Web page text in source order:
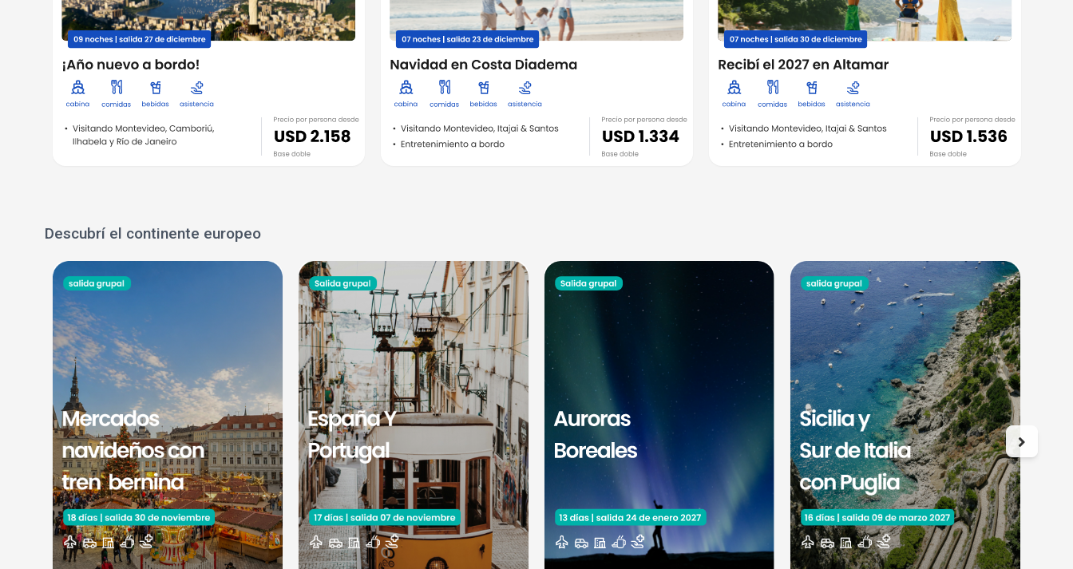
Descubrí el continente europeo